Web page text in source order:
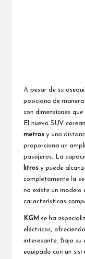
A pesar de su
posiciona de
con dimensiones
El nuevo SUV
metros y una
proporciona un
pasajeros. La
litros y puede
completamente la
no existe un modelo
características
KGM se ha
eléctricos,
interesante. Bajo su
equipado con un